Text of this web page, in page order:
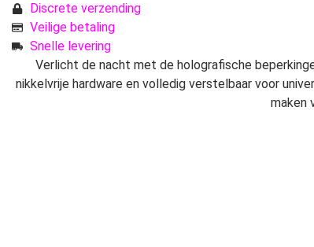
Discrete verzending
Veilige betaling
Snelle levering
Verlicht de nacht met de holografische
nikkelvrije hardware en volledig verstelbaar voor
maken